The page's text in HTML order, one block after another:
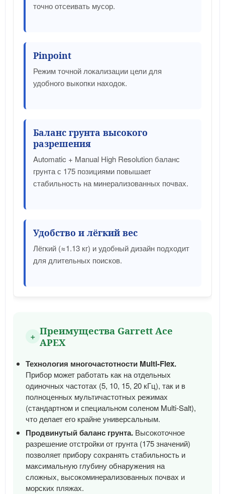
точно отсеивать мусор.
Pinpoint
Режим точной локализации цели для
удобного выкопки находок.
Баланс грунта высокого
разрешения
Automatic + Manual High Resolution баланс
грунта с 175 позициями повышает
стабильность на минерализованных почвах.
Удобство и лёгкий вес
Лёгкий (≈1.13 кг) и удобный дизайн подходит
для длительных поисков.
＋ Преимущества Garrett Ace
APEX
Технология многочастотности Multi-Flex.
Прибор может работать как на отдельных
одиночных частотах (5, 10, 15, 20 кГц), так и в
полноценных мультичастотных режимах
(стандартном и специальном соленом Multi-Salt),
что делает его крайне универсальным.
Продвинутый баланс грунта. Высокоточное
разрешение отстройки от грунта (175 значений)
позволяет прибору сохранять стабильность и
максимальную глубину обнаружения на
сложных, высокоминерализованных почвах и
морских пляжах.